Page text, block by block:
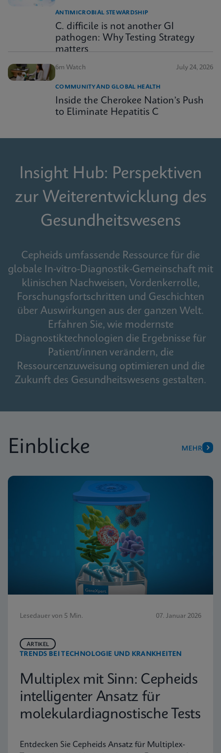
ANTIMICROBIAL STEWARDSHIP
C. difficile is not another GI
pathogen: Why Testing Strategy
matters
6m Watch July 24, 2026
COMMUNITY AND GLOBAL HEALTH
Inside the Cherokee Nation’s Push
to Eliminate Hepatitis C
Insight Hub: Perspektiven
zur Weiterentwicklung des
Gesundheitswesens
Cepheids umfassende Ressource für die
globale In-vitro-Diagnostik-Gemeinschaft mit
klinischen Nachweisen, Vordenkerrolle,
Forschungsfortschritten und Geschichten
über Auswirkungen aus der ganzen Welt.
Erfahren Sie, wie modernste
Diagnostiktechnologien die Ergebnisse für
Patient/innen verändern, die
Ressourcenzuweisung optimieren und die
Zukunft des Gesundheitswesens gestalten.
Einblicke MEHR
Lesedauer von 5 Min. 07. Januar 2026
TRENDS BEI TECHNOLOGIE UND KRANKHEITEN
ARTIKEL
Multiplex mit Sinn: Cepheids
intelligenter Ansatz für
molekulardiagnostische Tests
Entdecken Sie Cepheids Ansatz für Multiplex-